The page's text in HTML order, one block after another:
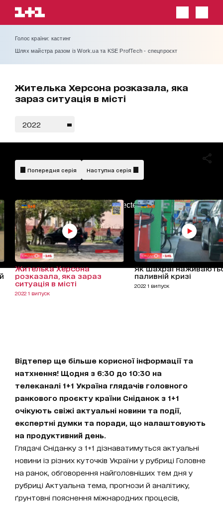
Голос країни: кастинг
Шлях майстра разом із Work.ua та KSE ProfTech - спецпроєкт
Жителька Херсона розказала, яка
зараз ситуація в місті
2022
AdBlockDetected!
Попередня серія Наступна серія
Жителька Херсона
розказала, яка зараз
ситуація в місті
2022 1 випуск
Як шахраї
паливній кризі
2022 1 випуск
Відтепер ще більше корисної інформації та
натхнення! Щодня з 6:30 до 10:30 на
телеканалі 1+1 Україна глядачів головного
ранкового проєкту країни Сніданок з 1+1
очікують свіжі актуальні новини та події,
експертні думки та поради, що налаштовують
на продуктивний день.
Глядачі Сніданку з 1+1 дізнаватимуться актуальні
новини із різних куточків України у рубриці Головне
на ранок, обговорення найголовніших тем дня у
рубриці Актуальна тема, прогнози й аналітику,
ґрунтовні пояснення міжнародних процесів,